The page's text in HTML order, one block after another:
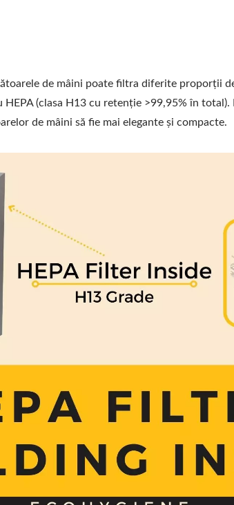
de mâini poate filtra diferite proporții
(clasa H13 cu retenție >99,95% în
de mâini să fie mai elegante și compacte.